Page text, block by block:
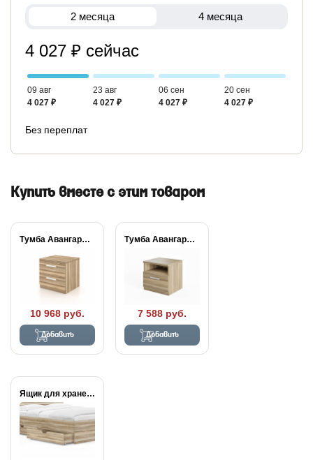
2 месяца 4 месяца
4 027 ₽ сейчас
09 авг
4 027 ₽
23 авг
4 027 ₽
06 сен
4 027 ₽
20 сен
4 027 ₽
Без переплат
Купить вместе с этим товаром
Тумба Авангард 2...
10 968 руб.
Добавить
Тумба Авангард 1...
7 588 руб.
Добавить
Ящик для хранения